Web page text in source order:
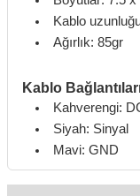
Kablo
Ağırlık: 85gr
Kablo
Kahverengi:
Siyah: Sinyal
Mavi: GND